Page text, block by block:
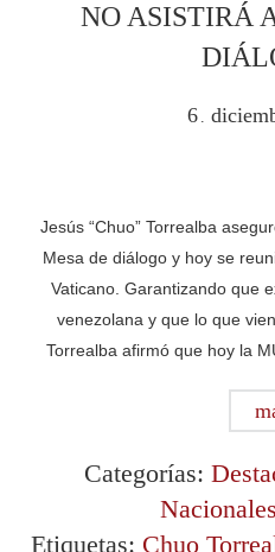
NO ASISTIRÁ
6 .
Jesús “Chuo” Torrealba
Mesa de diálogo y hoy se
Vaticano. Garantizando que
venezolana y que lo que
Torrealba afirmó que hoy la
Categorías:
Nacionales
Etiquetas: Chuo